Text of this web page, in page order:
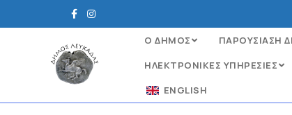
Ο ΔΗΜΟΣ ΠΑΡΟΥΣΙΑΣΗ
ΗΛΕΚΤΡΟΝΙΚΈΣ ΥΠΗΡΕΣΊΕΣ
ENGLISH